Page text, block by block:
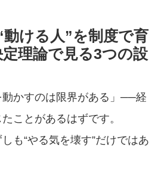
動ける人”を制度で育
理論で見る3つの設
動かすのは限界がある」──経
ことがあるはずです。
も“やる気を壊す”だけではあ